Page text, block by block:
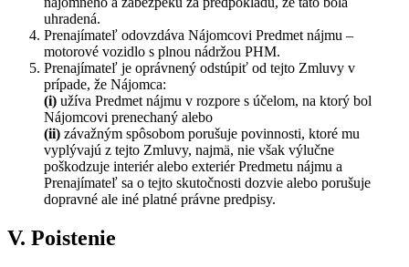
uhradená.
Prenajímateľ odovzdáva Nájomcovi Predmet nájmu –
motorové vozidlo s plnou nádržou PHM.
Prenajímateľ je oprávnený odstúpiť od tejto Zmluvy v
prípade, že Nájomca:
(i) užíva Predmet nájmu v rozpore s účelom, na ktorý bol
Nájomcovi prenechaný alebo
(ii) závažným spôsobom porušuje povinnosti, ktoré mu
vyplývajú z tejto Zmluvy, najmä, nie však výlučne
poškodzuje interiér alebo exteriér Predmetu nájmu a
Prenajímateľ sa o tejto skutočnosti dozvie alebo porušuje
dopravné ale iné platné právne predpisy.
V. Poistenie